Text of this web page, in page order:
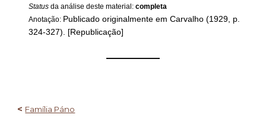
Status da análise deste material:completa
Anotação: Publicado originalmente em Carvalho (1929, p.
324-327). [Republicação]
——————
< Família Páno